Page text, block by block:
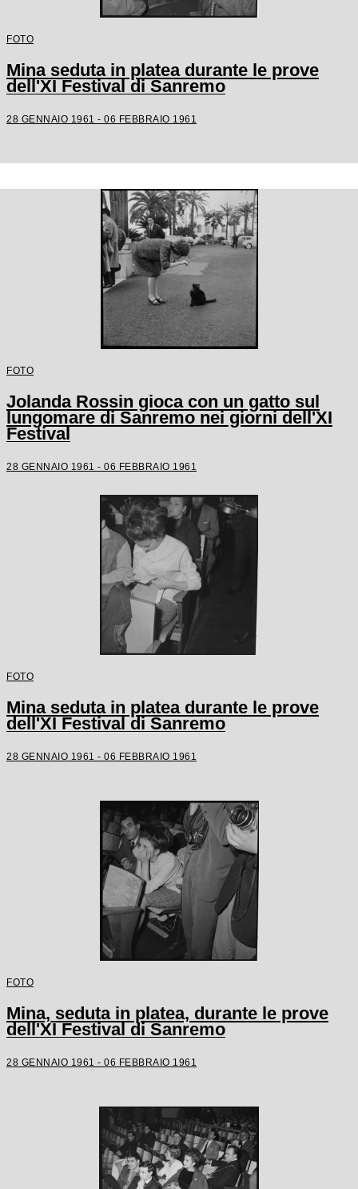
FOTO
Mina seduta in platea durante le prove
dell'XI Festival di Sanremo
28 GENNAIO 1961 - 06 FEBBRAIO 1961
FOTO
Jolanda Rossin gioca con un gatto sul
lungomare di Sanremo nei giorni dell'XI
Festival
28 GENNAIO 1961 - 06 FEBBRAIO 1961
FOTO
Mina seduta in platea durante le prove
dell'XI Festival di Sanremo
28 GENNAIO 1961 - 06 FEBBRAIO 1961
FOTO
Mina, seduta in platea, durante le prove
dell'XI Festival di Sanremo
28 GENNAIO 1961 - 06 FEBBRAIO 1961